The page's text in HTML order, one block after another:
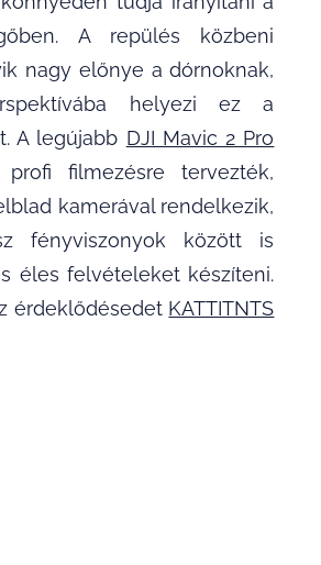
A repülés közbeni
nagy előnye a dórnoknak,
helyezi ez a
A legújabb DJI Mavic 2 Pro
filmezésre tervezték,
kamerával rendelkezik,
fényviszonyok között is
éles felvételeket készíteni.
érdeklődésedet KATTITNTS